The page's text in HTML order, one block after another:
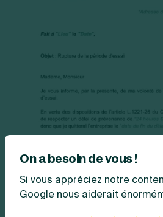
On a besoin de vous !
Si vous appréciez notre
Google nous aiderait